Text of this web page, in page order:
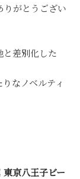
りがとうござい
と差別化した
なノベルティ
東京八王子ビー